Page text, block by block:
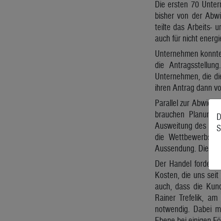
Die ersten 70
bisher von der
teilte das Arbeits-
auch für nicht
Unternehmen
die
Unternehmen, die
ihren Antrag dann
Parallel zur
brauchen
Ausweitung des
die
Aussendung. Die
Der Handel fordert
Kosten, die uns
auch, dass die
Rainer Trefelik,
notwendig. Dabei